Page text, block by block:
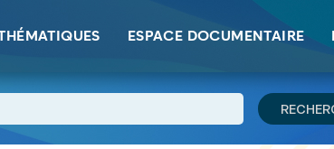
ESPACE DOCUMENTAIRE